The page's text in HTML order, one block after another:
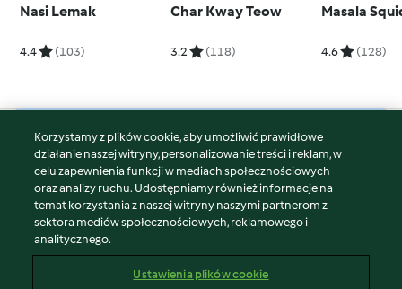
Nasi Lemak
4.4 (103)
Char Kway Teow
3.2 (118)
Masala
4.6 (128)
© Copyright 2026
Warunki korzystania
Polityka prywatności
Disclaimer
Znak wydawcy
Korzystamy z plików cookie, aby umożliwić prawidłowe
działanie naszej witryny, personalizowanie treści i reklam, w
celu zapewnienia funkcji w mediach społecznościowych
oraz analizy ruchu. Udostępniamy również informacje na
temat korzystania z naszej witryny naszymi partnerom z
sektora mediów społecznościowych, reklamowego i
analitycznego.
Ustawienia plików cookie